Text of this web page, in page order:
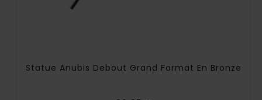
Statue Anubis Debout Grand Format En Bronze